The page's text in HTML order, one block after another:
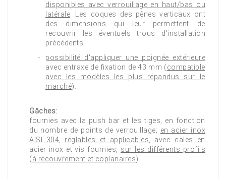
disponibles avec verrouillage en haut/bas ou
latérale . Les coques des pênes verticaux ont
des dimensions qui leur permettent de
recouvrir les éventuels trous d'installation
précédents;
possibilité d'appliquer une poignée extérieure
avec entraxe de fixation de 43 mm (compatible
avec les modèles les plus répandus sur le
marché).
Gâches:
fournies avec la push bar et les tiges, en fonction
du nombre de points de verrouillage; en acier inox
AISI 304
réglables et applicables , avec cales en
acier inox et vis fournies, sur les différents profils
(à recouvrement et coplanaires).